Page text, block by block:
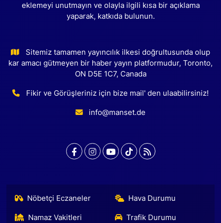
eklemeyi unutmayın ve olayla ilgili kısa bir açıklama
yaparak, katkıda bulunun.
Sitemiz tamamen yayıncılık ilkesi doğrultusunda olup
kar amacı gütmeyen bir haber yayın platformudur, Toronto,
ON D5E 1C7, Canada
Fikir ve Görüşleriniz için bize mail' den ulaabilirsiniz!
info@manset.de
Nöbetçi Eczaneler Hava Durumu
Namaz Vakitleri Trafik Durumu